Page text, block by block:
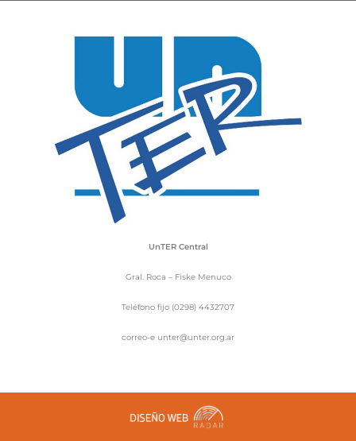
UnTER Central
Gral. Roca – Fiske Menuco
Teléfono fijo (0298) 4432707
correo-e unter@unter.org.ar